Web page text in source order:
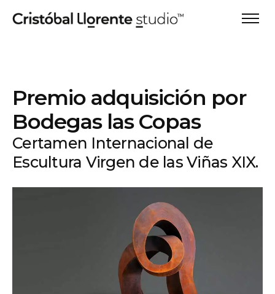
Premio adquisición por
Bodegas las Copas
Certamen Internacional de
Escultura Virgen de las Viñas XIX.